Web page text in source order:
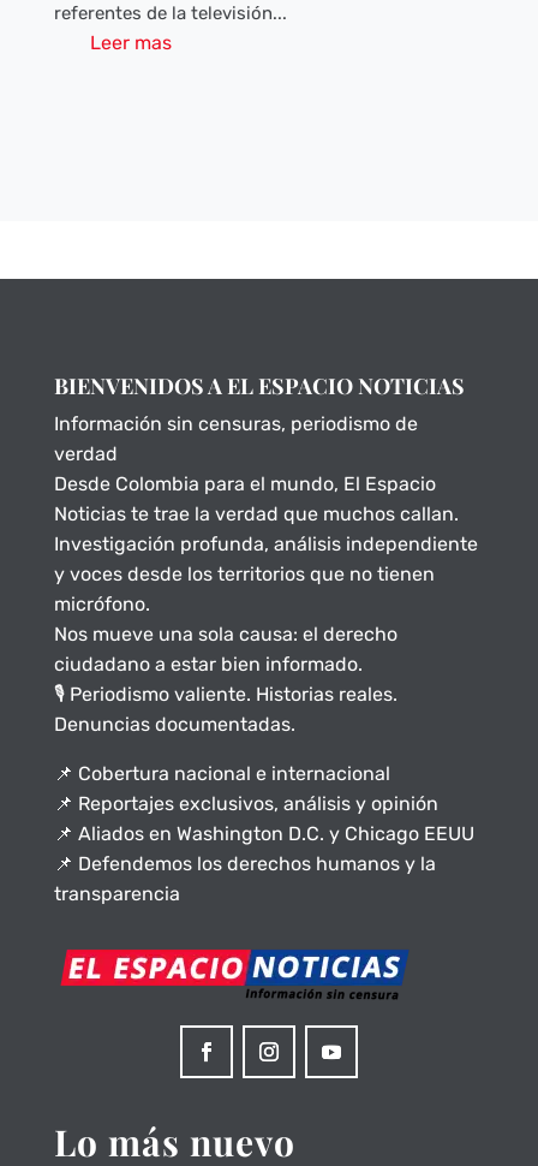
referentes de la televisión...
Leer mas
BIENVENIDOS A EL ESPACIO NOTICIAS
Información sin censuras, periodismo de
verdad
Desde Colombia para el mundo, El Espacio
Noticias te trae la verdad que muchos callan.
Investigación profunda, análisis independiente
y voces desde los territorios que no tienen
micrófono.
Nos mueve una sola causa: el derecho
ciudadano a estar bien informado.
🎙️ Periodismo valiente. Historias reales.
Denuncias documentadas.
📌 Cobertura nacional e internacional
📌 Reportajes exclusivos, análisis y opinión
📌 Aliados en Washington D.C. y Chicago EEUU
📌 Defendemos los derechos humanos y la
transparencia
Lo más nuevo